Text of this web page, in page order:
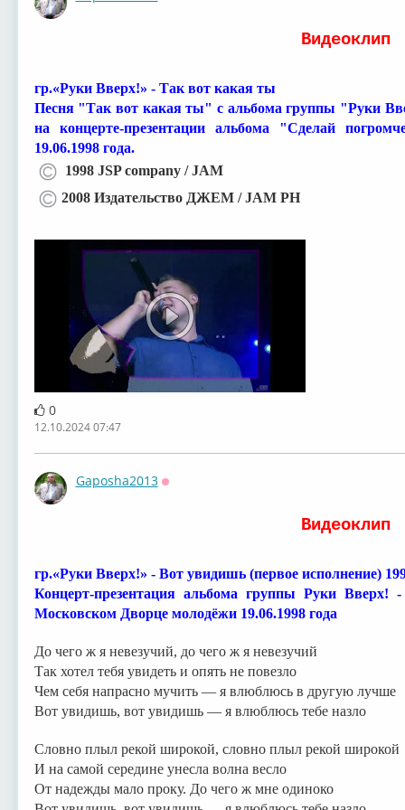
⁣Видеоклип
гр.«Руки Вверх!» - Так вот какая ты
Песня "Так вот какая ты" с альбома группы "Руки
на концерте-презентации альбома "Сделай
19.06.1998 года.
1998 JSP company / JAM
2008 Издательство ДЖЕМ / JAM PH
0
12.10.2024 07:47
Gaposha2013
⁣Видеоклип
гр.«Руки Вверх!» - Вот увидишь (первое исполнение)
Концерт-презентация альбома группы Руки Вверх!
Московском Дворце молодёжи 19.06.1998 года
До чего ж я невезучий, до чего ж я невезучий
Так хотел тебя увидеть и опять не повезло
Чем себя напрасно мучить — я влюблюсь в другую лучше
Вот увидишь, вот увидишь — я влюблюсь тебе назло
Словно плыл рекой широкой, словно плыл рекой широкой
И на самой середине унесла волна весло
От надежды мало проку. До чего ж мне одиноко